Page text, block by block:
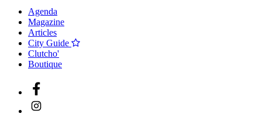
Agenda
Magazine
Articles
City Guide
Clutcho'
Boutique